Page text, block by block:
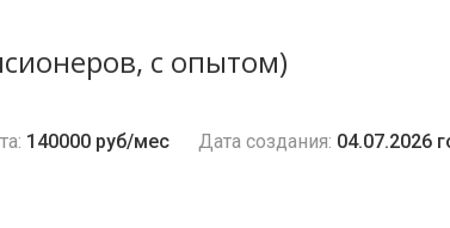
с опытом)
140000 руб/мес Дата создания: 04.07.2026